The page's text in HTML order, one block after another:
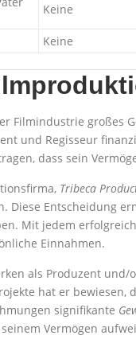
Keine
Keine
Filmindustrie großes
und Regisseur
dass sein
Tribeca
Diese Entscheidung
Mit jedem
Einnahmen.
als Produzent und/
hat er
signifikante
Vermögen